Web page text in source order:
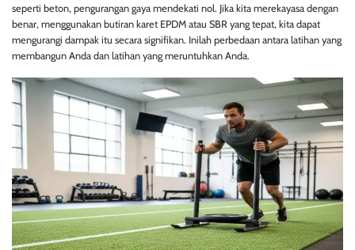
seperti beton, pengurangan gaya mendekati nol. Jika kita merekayasa dengan
benar, menggunakan butiran karet EPDM atau SBR yang tepat, kita dapat
mengurangi dampak itu secara signifikan. Inilah perbedaan antara latihan yang
membangun Anda dan latihan yang meruntuhkan Anda.